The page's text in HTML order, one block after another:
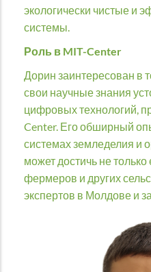
экологически чистые и
системы.
Роль в MIT-Center
Дорин заинтересован в
свои научные знания
цифровых технологий,
Center. Его обширный
системах земледелия и
может достичь не только
фермеров и других
экспертов в Молдове и